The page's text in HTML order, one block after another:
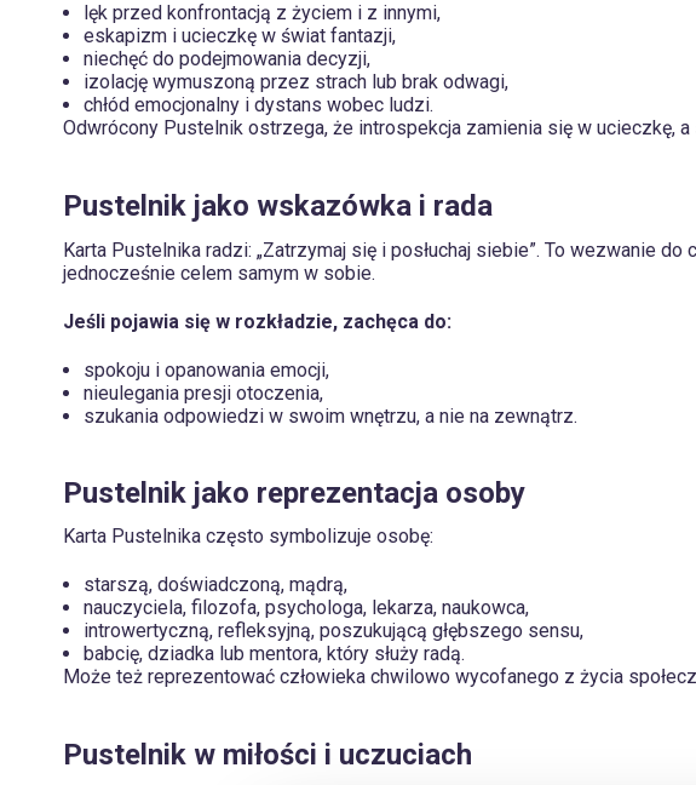
lęk przed konfrontacją z życiem i z innymi,
eskapizm i ucieczkę w świat fantazji,
niechęć do podejmowania decyzji,
izolację wymuszoną przez strach lub brak odwagi,
chłód emocjonalny i dystans wobec ludzi.
Odwrócony Pustelnik ostrzega, że introspekcja zamienia się w ucieczkę,
Pustelnik jako wskazówka i rada
Karta Pustelnika radzi: „Zatrzymaj się i posłuchaj siebie”. To wezwanie
jednocześnie celem samym w sobie.
Jeśli pojawia się w rozkładzie, zachęca do:
spokoju i opanowania emocji,
nieulegania presji otoczenia,
szukania odpowiedzi w swoim wnętrzu, a nie na zewnątrz.
Pustelnik jako reprezentacja osoby
Karta Pustelnika często symbolizuje osobę:
starszą, doświadczoną, mądrą,
nauczyciela, filozofa, psychologa, lekarza, naukowca,
introwertyczną, refleksyjną, poszukującą głębszego sensu,
babcię, dziadka lub mentora, który służy radą.
Może też reprezentować człowieka chwilowo wycofanego z życia
Pustelnik w miłości i uczuciach